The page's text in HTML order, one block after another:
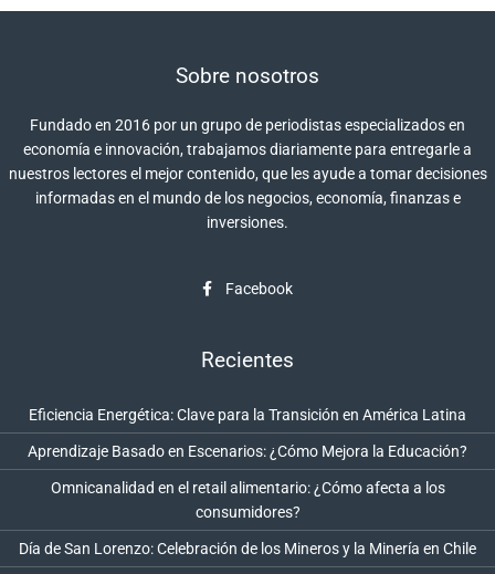
Sobre nosotros
Fundado en 2016 por un grupo de periodistas especializados en
economía e innovación, trabajamos diariamente para entregarle a
nuestros lectores el mejor contenido, que les ayude a tomar decisiones
informadas en el mundo de los negocios, economía, finanzas e
inversiones.
Facebook
Recientes
Eficiencia Energética: Clave para la Transición en América Latina
Aprendizaje Basado en Escenarios: ¿Cómo Mejora la Educación?
Omnicanalidad en el retail alimentario: ¿Cómo afecta a los
consumidores?
Día de San Lorenzo: Celebración de los Mineros y la Minería en Chile